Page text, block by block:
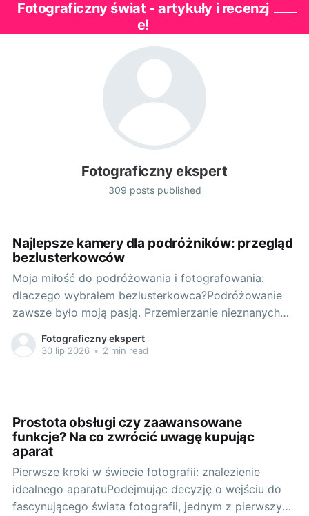
Fotograficzny świat - artykuły i recenzj
e!
Fotograficzny ekspert
309 posts published
Najlepsze kamery dla podróżników: przegląd
bezlusterkowców
Moja miłość do podróżowania i fotografowania:
dlaczego wybrałem bezlusterkowca?Podróżowanie
zawsze było moją pasją. Przemierzanie nieznanych
terenów, odkrywanie nowych miejsc, spotykanie
ciekawych ludzi - te doświadczenia są dla mnie
Fotograficzny ekspert
30 lip 2026 • 2 min read
Prostota obsługi czy zaawansowane
funkcje? Na co zwrócić uwagę kupując
aparat
Pierwsze kroki w świecie fotografii: znalezienie
idealnego aparatuPodejmując decyzję o wejściu do
fascynującego świata fotografii, jednym z pierwszych